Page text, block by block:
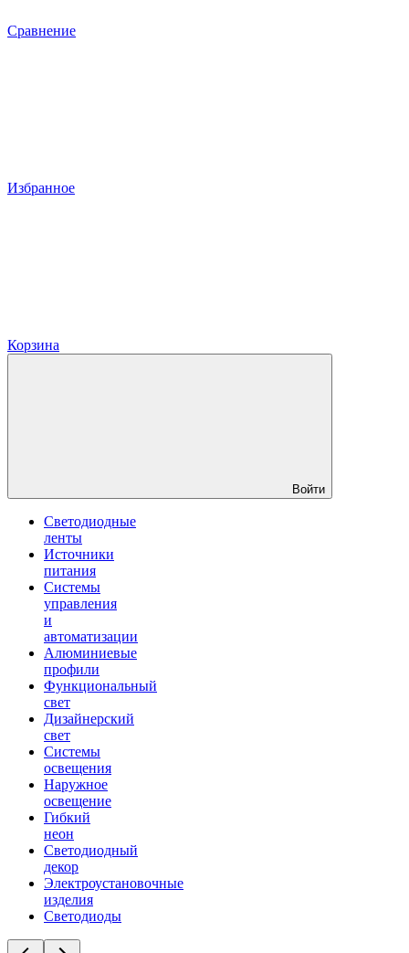
Сравнение
Избранное
Корзина
Войти
Светодиодные
ленты
Источники
питания
Системы
управления
и
автоматизации
Алюминиевые
профили
Функциональный
свет
Дизайнерский
свет
Системы
освещения
Наружное
освещение
Гибкий
неон
Светодиодный
декор
Электроустановочные
изделия
Светодиоды